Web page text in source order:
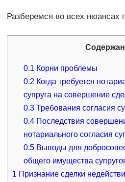
Разберемся во всех нюансах
0.1 Корни проблемы
0.2 Когда требуется
супруга на совершение
0.3 Требования согласия
0.4 Последствия
нотариального согласия
0.5 Выводы для
общего имущества
1 Признание сделки